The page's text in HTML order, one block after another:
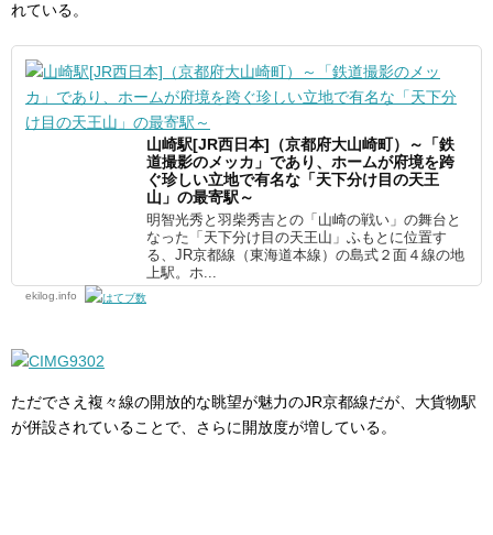
れている。
山崎駅[JR西日本]（京都府大山崎町）～「鉄
道撮影のメッカ」であり、ホームが府境を跨
ぐ珍しい立地で有名な「天下分け目の天王
山」の最寄駅～
明智光秀と羽柴秀吉との「山崎の戦い」の舞台と
なった「天下分け目の天王山」ふもとに位置す
る、JR京都線（東海道本線）の島式２面４線の地
上駅。ホ...
ekilog.info
ただでさえ複々線の開放的な眺望が魅力のJR京都線だが、大貨物駅
が併設されていることで、さらに開放度が増している。